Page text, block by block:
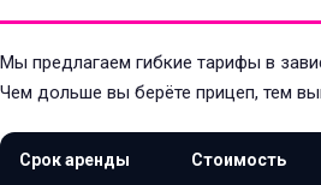
Мы предлагаем гибкие тарифы в
Чем дольше вы берёте прицеп, тем
Срок аренды Стоимость